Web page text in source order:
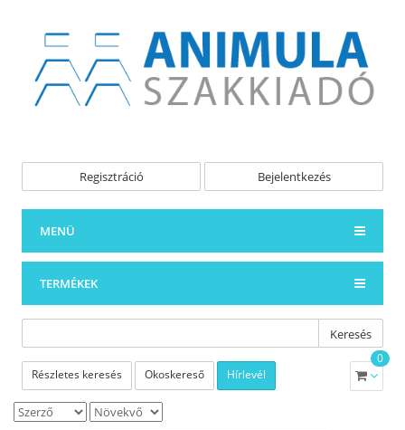
Regisztráció Bejelentkezés
MENÜ
TERMÉKEK
Keresés
Részletes keresés Okoskereső Hírlevél
0